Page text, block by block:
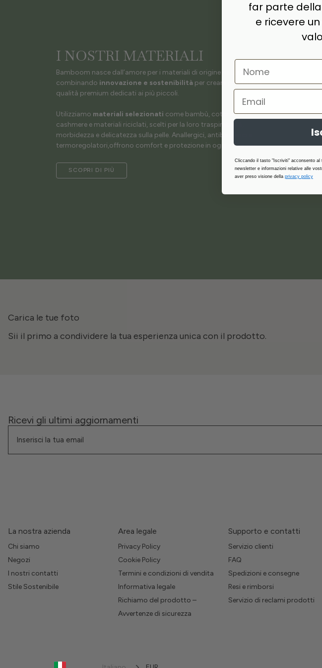
I NOSTRI MATERIALI
Bamboom nasce dall’amore per i materiali di origine naturale,
combinando innovazione e sostenibilitàper creare prodotti di
qualità premium dedicati ai più piccoli.
Utilizziamo materiali selezionati come bambù, cotone, lana,
cashmere e materiali riciclati, scelti per la loro traspirabilità,
morbidezza e delicatezza sulla pelle. Anallergici, antibatterici e
termoregolatori,offrono comfort e protezione in ogni stagione.
SCOPRI DI PIÙ
Carica le tue foto
Sii il primo a condividere la tua esperienza unica con il prodotto.
Ricevi gli ultimi aggiornamenti
La nostra azienda
Chi siamo
Negozi
I nostri contatti
Stile Sostenibile
Area legale
Privacy Policy
Cookie Policy
Termini e condizioni di vendita
Informativa legale
Richiamo del prodotto –
Avvertenze di sicurezza
Supporto e contatti
Servizio clienti
FAQ
Spedizioni e consegne
Resi e rimborsi
Servizio di reclami prodotti
far parte
e ricevere
Cliccando il tasto "Iscriviti" acconsento
newsletter e informazioni relative alle
aver preso visione della privacy policy